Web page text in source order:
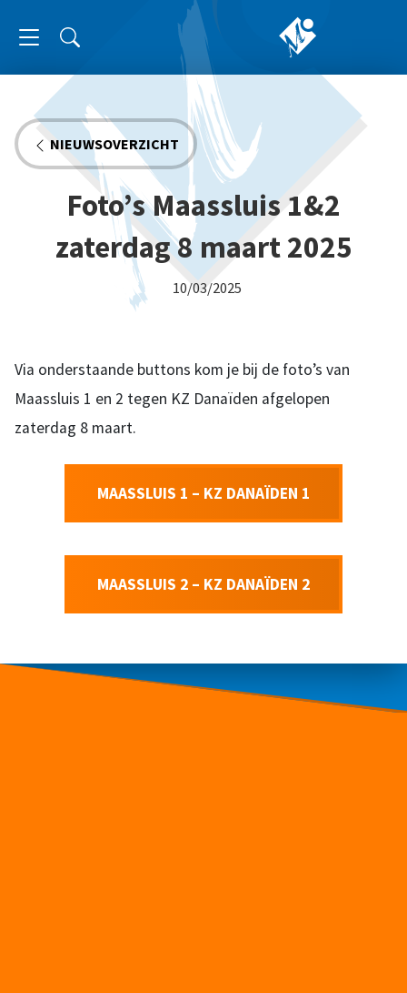
NIEUWSOVERZICHT
Foto’s Maassluis 1&2
zaterdag 8 maart 2025
10/03/2025
Via onderstaande buttons kom je bij de foto’s van
Maassluis 1 en 2 tegen KZ Danaïden afgelopen
zaterdag 8 maart.
MAASSLUIS 1 – KZ DANAÏDEN 1
MAASSLUIS 2 – KZ DANAÏDEN 2